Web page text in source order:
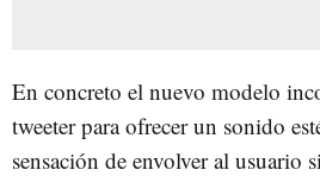
En concreto el nuevo modelo
tweeter para ofrecer un sonido
sensación de envolver al usuario